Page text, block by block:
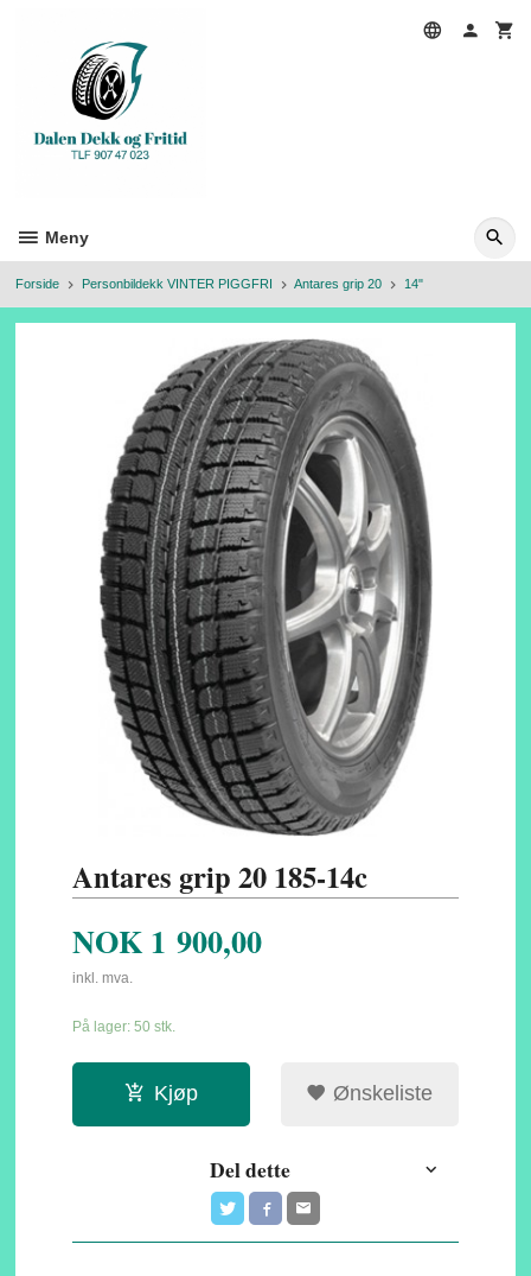
Meny
Forside Personbildekk VINTER PIGGFRI Antares grip 20 14"
Antares grip 20 185-14c
NOK 1 900,00
inkl. mva.
På lager: 50 stk.
Kjøp Ønskeliste
Del dette